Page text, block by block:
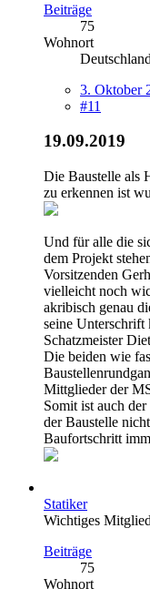
Beiträge
75
Wohnort
Deutschland
3. Oktober
#11
19.09.2019
Die Baustelle als
zu erkennen ist
Und für alle die
dem Projekt
Vorsitzenden
vielleicht noch
akribisch genau
seine Unterschrift
Schatzmeister
Die beiden wie
Mittglieder der
Somit ist auch
der Baustelle
Baufortschritt
Statiker
Wichtiges Mitglied
Beiträge
75
Wohnort